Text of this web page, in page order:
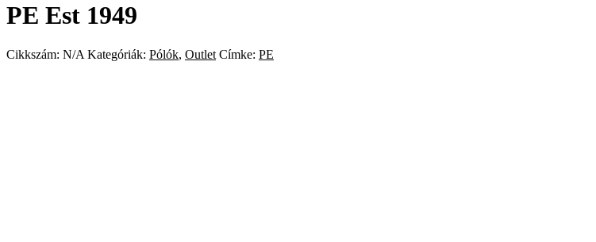
PE Est 1949
Cikkszám: N/A Kategóriák: Pólók, Outlet Címke: PE